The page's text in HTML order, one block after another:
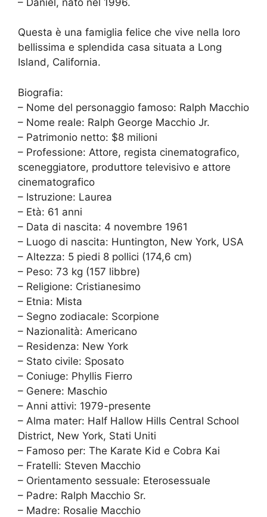
Questa è una famiglia felice che vive nella loro
bellissima e splendida casa situata a Long
Island, California.
Biografia:
– Nome del personaggio famoso: Ralph Macchio
– Nome reale: Ralph George Macchio Jr.
– Patrimonio netto: $8 milioni
– Professione: Attore, regista cinematografico,
sceneggiatore, produttore televisivo e attore
cinematografico
– Istruzione: Laurea
– Età: 61 anni
– Data di nascita: 4 novembre 1961
– Luogo di nascita: Huntington, New York, USA
– Altezza: 5 piedi 8 pollici (174,6 cm)
– Peso: 73 kg (157 libbre)
– Religione: Cristianesimo
– Etnia: Mista
– Segno zodiacale: Scorpione
– Nazionalità: Americano
– Residenza: New York
– Stato civile: Sposato
– Coniuge: Phyllis Fierro
– Genere: Maschio
– Anni attivi: 1979-presente
– Alma mater: Half Hallow Hills Central School
District, New York, Stati Uniti
– Famoso per: The Karate Kid e Cobra Kai
– Fratelli: Steven Macchio
– Orientamento sessuale: Eterosessuale
– Padre: Ralph Macchio Sr.
– Madre: Rosalie Macchio